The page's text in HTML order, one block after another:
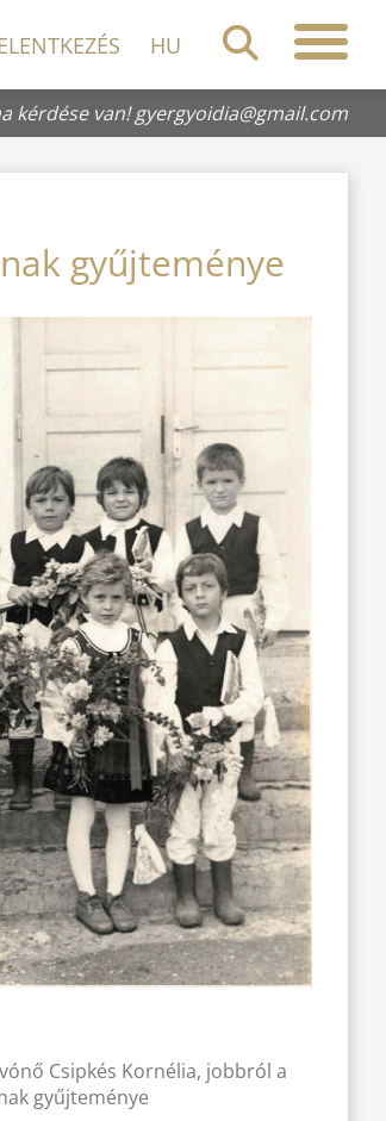
HU
kérdése van!gyergyoidia@gmail.com
gyűjteménye
Csipkés Kornélia, jobbról a
gyűjteménye